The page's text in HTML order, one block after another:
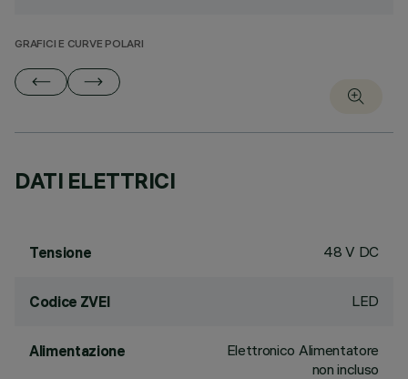
GRAFICI E CURVE POLARI
DATI ELETTRICI
Tensione 48 V DC
Codice ZVEI LED
Alimentazione
Elettronico Alimentatore
non incluso